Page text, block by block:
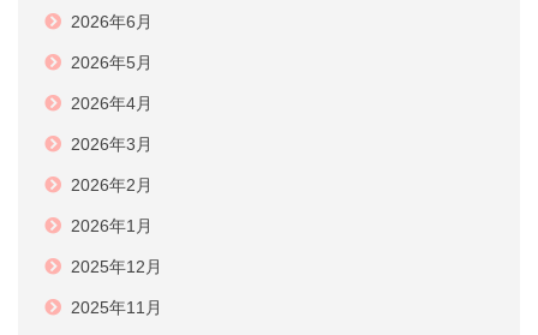
2026年6月
2026年5月
2026年4月
2026年3月
2026年2月
2026年1月
2025年12月
2025年11月